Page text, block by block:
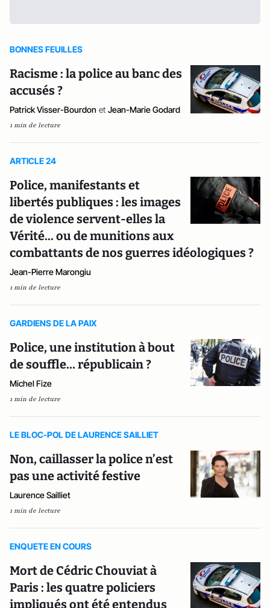
BONNES FEUILLES
Racisme : la police au banc des
accusés ?
Patrick Visser-Bourdon et Jean-Marie Godard
1 min de lecture
ARTICLE 24
Police, manifestants et
libertés publiques : les images
de violence servent-elles la
Vérité... ou de munitions aux
combattants de nos guerres idéologiques ?
Jean-Pierre Marongiu
1 min de lecture
GARDIENS DE LA PAIX
Police, une institution à bout
de souffle… républicain ?
Michel Fize
1 min de lecture
LE BLOC-POL DE LAURENCE SAILLIET
Non, caillasser la police n’est
pas une activité festive
Laurence Sailliet
1 min de lecture
ENQUETE EN COURS
Mort de Cédric Chouviat à
Paris : les quatre policiers
impliqués ont été entendus